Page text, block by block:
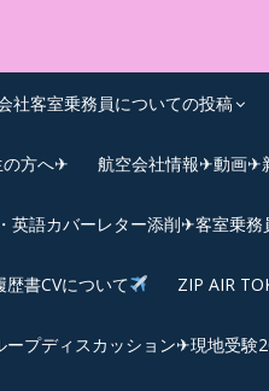
内定
社客室乗務員についての投稿
方へ✈ 航空会社情報✈動画✈
英語カバーレター添削✈客室乗務
書CVについて ZIP AIR
ープディスカッション✈︎現地受験